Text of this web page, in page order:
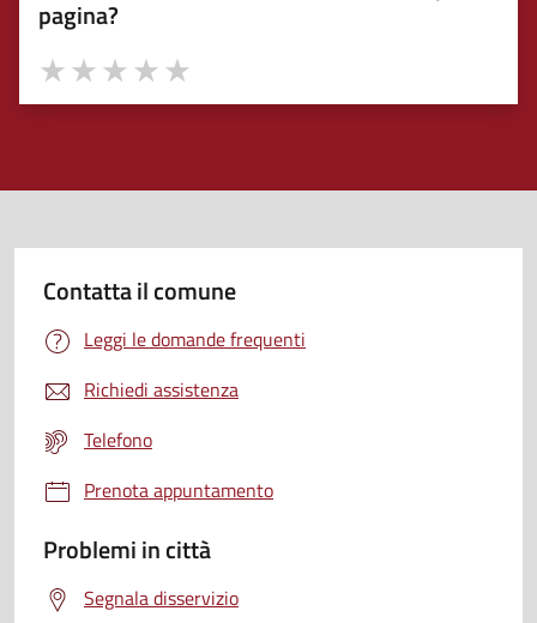
pagina?
Valuta 5 stelle su 5
Valuta 4 stelle su 5
Valuta 3 stelle su 5
Valuta 2 stelle su 5
Valuta 1 stelle su 5
Contatta il comune
Leggi le domande frequenti
Richiedi assistenza
Telefono
Prenota appuntamento
Problemi in città
Segnala disservizio